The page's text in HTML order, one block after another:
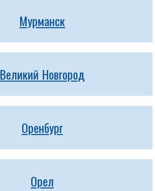
Мурманск
Великий Новгород
Оренбург
Орел